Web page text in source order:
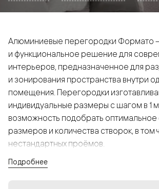
Алюминиевые перегородки Формато
и функциональное решение для
интерьеров, предназначенное для
и зонирования пространства внутри
помещения. Перегородки
индивидуальные размеры с шагом в 1
возможность подобрать
размеров и количества створок, в том
нестандартных проёмов.
Подробнее